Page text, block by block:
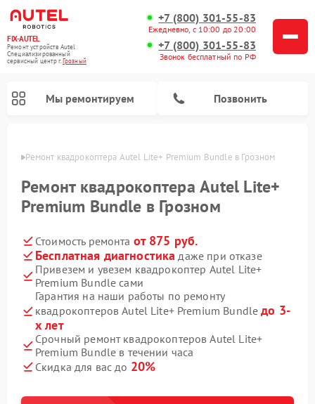
FIX-AUTEL
Ремонт устройств Autel
Специализированный
cервисный центр г.Грозный
+7 (800) 301-55-83
Ежедневно, с 10:00 до 20:00
+7 (800) 301-55-83
Звонок бесплатный по РФ
Мы ремонтируем Позвонить
Ремонт квадрокоптера Autel Lite+ Premium Bundle в Грозном
Ремонт квадрокоптера Autel Lite+
Premium Bundle в Грозном
Стоимость ремонта от 875 руб.
Бесплатная диагностика даже при отказе
Привезем и увезем квадрокоптер Autel Lite+
Premium Bundle сами
Гарантия на наши работы по ремонту
квадрокоптеров Autel Lite+ Premium Bundleдо 3-
х лет
Срочный ремонт квадрокоптеров Autel Lite+
Premium Bundle в течении часа
Скидка для вас до 20%